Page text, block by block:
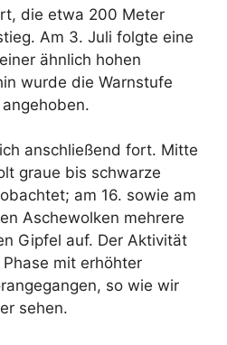
die etwa 200 Meter
Am 3. Juli folgte eine
ähnlich hohen
wurde die Warnstufe
angehoben.
anschließend fort. Mitte
graue bis schwarze
am 16. sowie am
Aschewolken mehrere
Gipfel auf. Der Aktivität
mit erhöhter
so wie wir
sehen.